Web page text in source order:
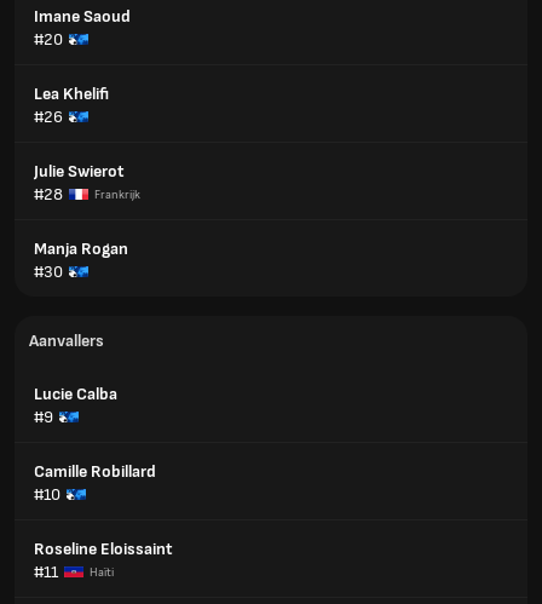
Imane Saoud
#20
Lea Khelifi
#26
Julie Swierot
#28
Frankrijk
Manja Rogan
#30
Aanvallers
Lucie Calba
#9
Camille Robillard
#10
Roseline Eloissaint
#11
Haïti